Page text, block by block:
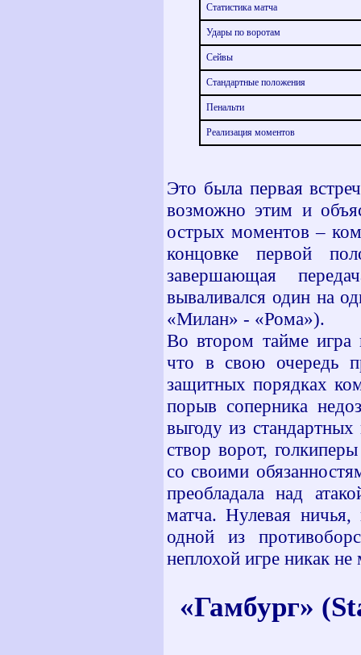
Статистика матча
Удары по воротам
Сейвы
Стандартные положения
Пенальти
Реализация моментов
Это была первая
возможно этим и
острых моментов –
концовке первой
завершающая
вываливался один на
«Милан» - «Рома»).
Во втором тайме игра
что в свою очередь
защитных порядках
порыв соперника
выгоду из
створ ворот,
со своими
преобладала над
матча. Нулевая
одной из
неплохой игре никак
«Гамбург» (